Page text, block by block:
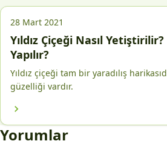
28 Mart 2021
Yıldız Çiçeği Nasıl Yetiştirilir?
Yapılır?
Yıldız çiçeği tam bir yaradılış
güzelliği vardır.
Yorumlar